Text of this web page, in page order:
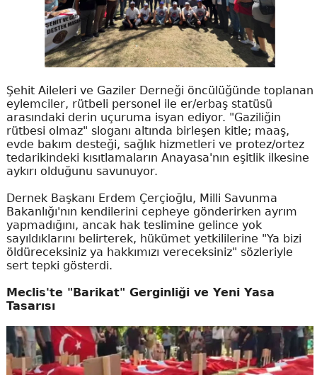
Şehit Aileleri ve Gaziler Derneği öncülüğünde toplanan
eylemciler, rütbeli personel ile er/erbaş statüsü
arasındaki derin uçuruma isyan ediyor. "Gaziliğin
rütbesi olmaz" sloganı altında birleşen kitle; maaş,
evde bakım desteği, sağlık hizmetleri ve protez/ortez
tedarikindeki kısıtlamaların Anayasa'nın eşitlik ilkesine
aykırı olduğunu savunuyor.
Dernek Başkanı Erdem Çerçioğlu, Milli Savunma
Bakanlığı'nın kendilerini cepheye gönderirken ayrım
yapmadığını, ancak hak teslimine gelince yok
sayıldıklarını belirterek, hükümet yetkililerine "Ya bizi
öldüreceksiniz ya hakkımızı vereceksiniz" sözleriyle
sert tepki gösterdi.
Meclis'te "Barikat" Gerginliği ve Yeni Yasa
Tasarısı